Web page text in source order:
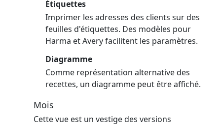
Étiquettes
Imprimer les adresses des clients sur des
feuilles d'étiquettes. Des modèles pour
Harma et Avery facilitent les paramètres.
Diagramme
Comme représentation alternative des
recettes, un diagramme peut être affiché.
Mois
Cette vue est un vestige des versions